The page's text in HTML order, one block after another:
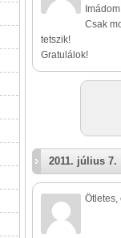
Csak
tetszik!
Gratulálok!
2011. július 7.
Ötletes,